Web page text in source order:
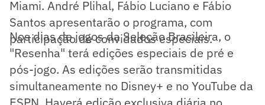
Miami. André Plihal, Fábio Luciano e Fábio
Santos apresentarão o programa, com
participação de convidados especiais.
Nos dias de jogos da Seleção Brasileira, o
"Resenha" terá edições especiais de pré e
pós-jogo. As edições serão transmitidas
simultaneamente no Disney+ e no YouTube da